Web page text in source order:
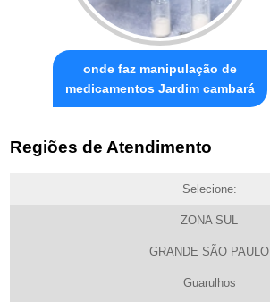
onde faz manipulação de
medicamentos Jardim cambará
Regiões de Atendimento
Selecione:
ZONA SUL
GRANDE SÃO PAULO
Guarulhos